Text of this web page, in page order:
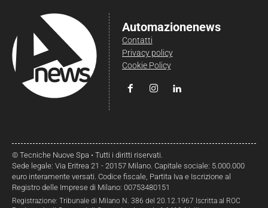
Automazionenews
Contatti
Privacy policy
Cookie Policy
© Tecniche Nuove Spa • Tutti i diritti riservati.
Sede legale: Via Eritrea 21 - 20157 Milano. Capitale sociale: 5.000.000
euro interamente versati. Codice fiscale, Partita Iva e Iscrizione al
Registro delle Imprese di Milano: 00753480151
Registrazione: Tribunale di Milano N. 386 del 20.12.1967 Iscritta al ROC